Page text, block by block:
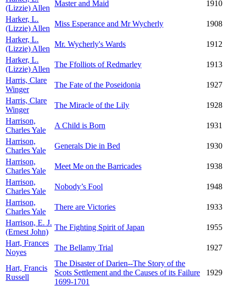
(Lizzie) Allen
Master and Maid
1910
Harker, L.
(Lizzie) Allen
Miss Esperance and Mr Wycherly
1908
Harker, L.
(Lizzie) Allen
Mr. Wycherly's Wards
1912
Harker, L.
(Lizzie) Allen
The Ffolliots of Redmarley
1913
Harris, Clare
Winger
The Fate of the Poseidonia
1927
Harris, Clare
Winger
The Miracle of the Lily
1928
Harrison,
Charles Yale
A Child is Born
1931
Harrison,
Charles Yale
Generals Die in Bed
1930
Harrison,
Charles Yale
Meet Me on the Barricades
1938
Harrison,
Charles Yale
Nobody’s Fool
1948
Harrison,
Charles Yale
There are Victories
1933
Harrison, E. J.
(Ernest John)
The Fighting Spirit of Japan
1955
Hart, Frances
Noyes
The Bellamy Trial 1927
Hart, Francis
Russell
The Disaster of Darien--The Story of the
Scots Settlement and the Causes of its Failure
1699-1701
1929